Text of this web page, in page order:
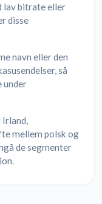
lav bitrate eller
disse
navn eller den
så
under
Irland,
mellem polsk og
de segmenter